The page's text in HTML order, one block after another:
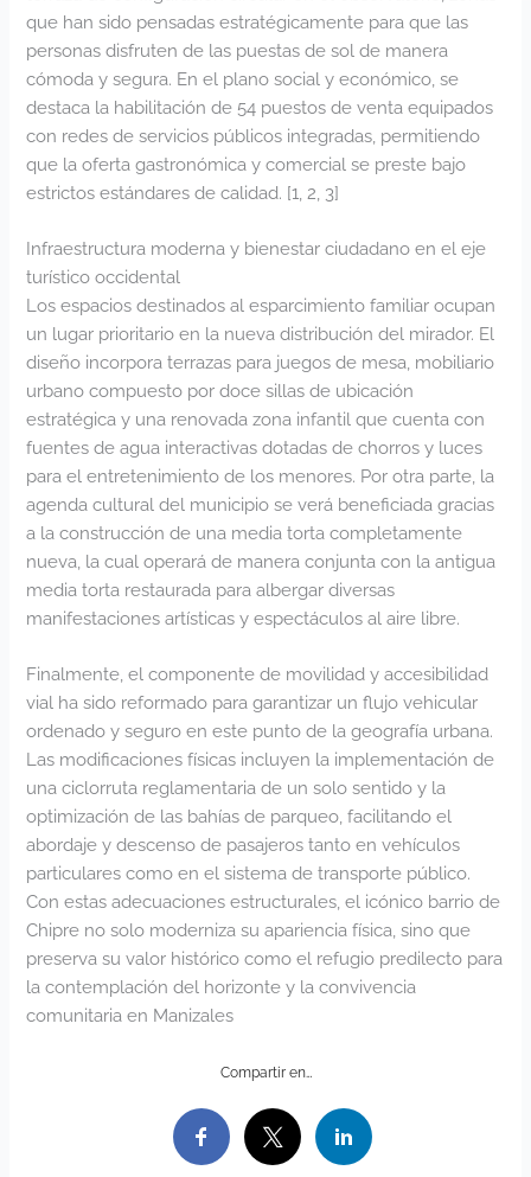
que han sido pensadas estratégicamente para que las
personas disfruten de las puestas de sol de manera
cómoda y segura. En el plano social y económico, se
destaca la habilitación de 54 puestos de venta equipados
con redes de servicios públicos integradas, permitiendo
que la oferta gastronómica y comercial se preste bajo
estrictos estándares de calidad. [1 2 3]
Infraestructura moderna y bienestar ciudadano en el eje
turístico occidental
Los espacios destinados al esparcimiento familiar ocupan
un lugar prioritario en la nueva distribución del mirador. El
diseño incorpora terrazas para juegos de mesa, mobiliario
urbano compuesto por doce sillas de ubicación
estratégica y una renovada zona infantil que cuenta con
fuentes de agua interactivas dotadas de chorros y luces
para el entretenimiento de los menores. Por otra parte, la
agenda cultural del municipio se verá beneficiada gracias
a la construcción de una media torta completamente
nueva, la cual operará de manera conjunta con la antigua
media torta restaurada para albergar diversas
manifestaciones artísticas y espectáculos al aire libre.
Finalmente, el componente de movilidad y accesibilidad
vial ha sido reformado para garantizar un flujo vehicular
ordenado y seguro en este punto de la geografía urbana.
Las modificaciones físicas incluyen la implementación de
una ciclorruta reglamentaria de un solo sentido y la
optimización de las bahías de parqueo, facilitando el
abordaje y descenso de pasajeros tanto en vehículos
particulares como en el sistema de transporte público.
Con estas adecuaciones estructurales, el icónico barrio de
Chipre no solo moderniza su apariencia física, sino que
preserva su valor histórico como el refugio predilecto para
la contemplación del horizonte y la convivencia
comunitaria en Manizales
Compartir en…